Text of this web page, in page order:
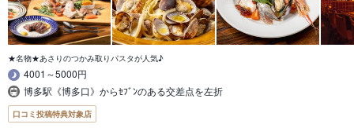
★名物★あさりのつかみ取りパスタが人気♪
4001～5000円
博多駅《博多口》からｾﾌﾞﾝのある交差点を左折
口コミ投稿特典対象店